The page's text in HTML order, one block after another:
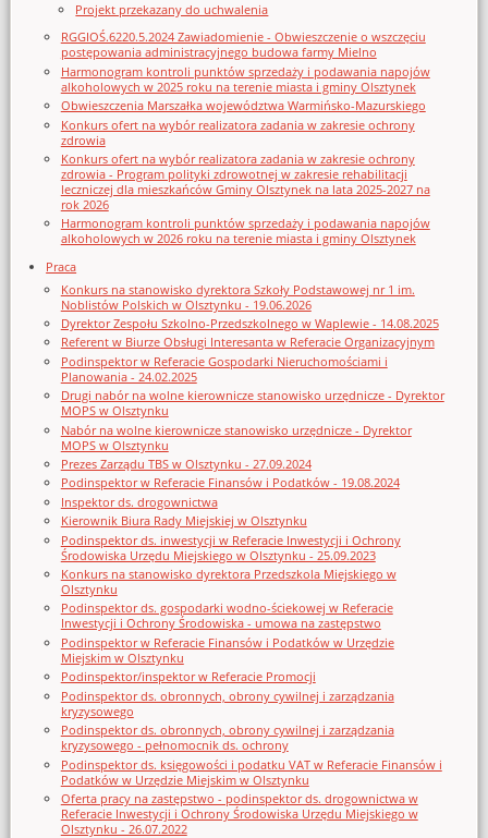
Projekt przekazany do uchwalenia
RGGIOŚ.6220.5.2024 Zawiadomienie - Obwieszczenie o wszczęciu
postępowania administracyjnego budowa farmy Mielno
Harmonogram kontroli punktów sprzedaży i podawania napojów
alkoholowych w 2025 roku na terenie miasta i gminy Olsztynek
Obwieszczenia Marszałka województwa Warmińsko-Mazurskiego
Konkurs ofert na wybór realizatora zadania w zakresie ochrony
zdrowia
Konkurs ofert na wybór realizatora zadania w zakresie ochrony
zdrowia - Program polityki zdrowotnej w zakresie rehabilitacji
leczniczej dla mieszkańców Gminy Olsztynek na lata 2025-2027 na
rok 2026
Harmonogram kontroli punktów sprzedaży i podawania napojów
alkoholowych w 2026 roku na terenie miasta i gminy Olsztynek
Praca
Konkurs na stanowisko dyrektora Szkoły Podstawowej nr 1 im.
Noblistów Polskich w Olsztynku - 19.06.2026
Dyrektor Zespołu Szkolno-Przedszkolnego w Waplewie - 14.08.2025
Referent w Biurze Obsługi Interesanta w Referacie Organizacyjnym
Podinspektor w Referacie Gospodarki Nieruchomościami i
Planowania - 24.02.2025
Drugi nabór na wolne kierownicze stanowisko urzędnicze - Dyrektor
MOPS w Olsztynku
Nabór na wolne kierownicze stanowisko urzędnicze - Dyrektor
MOPS w Olsztynku
Prezes Zarządu TBS w Olsztynku - 27.09.2024
Podinspektor w Referacie Finansów i Podatków - 19.08.2024
Inspektor ds. drogownictwa
Kierownik Biura Rady Miejskiej w Olsztynku
Podinspektor ds. inwestycji w Referacie Inwestycji i Ochrony
Środowiska Urzędu Miejskiego w Olsztynku - 25.09.2023
Konkurs na stanowisko dyrektora Przedszkola Miejskiego w
Olsztynku
Podinspektor ds. gospodarki wodno-ściekowej w Referacie
Inwestycji i Ochrony Środowiska - umowa na zastępstwo
Podinspektor w Referacie Finansów i Podatków w Urzędzie
Miejskim w Olsztynku
Podinspektor/inspektor w Referacie Promocji
Podinspektor ds. obronnych, obrony cywilnej i zarządzania
kryzysowego
Podinspektor ds. obronnych, obrony cywilnej i zarządzania
kryzysowego - pełnomocnik ds. ochrony
Podinspektor ds. księgowości i podatku VAT w Referacie Finansów i
Podatków w Urzędzie Miejskim w Olsztynku
Oferta pracy na zastępstwo - podinspektor ds. drogownictwa w
Referacie Inwestycji i Ochrony Środowiska Urzędu Miejskiego w
Olsztynku - 26.07.2022